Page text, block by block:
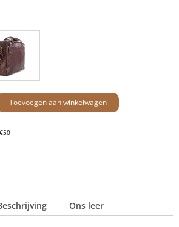
Toevoegen aan winkelwagen
Ons leer